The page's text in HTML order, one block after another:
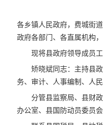
各乡镇人民政府，费城街
政府各部门、各直属机构
现将县政府领导成员
矫晓斌同志：主持县
务、审计、人事编制、人
分管县监察局、县财
办公室、县国防动员委员会